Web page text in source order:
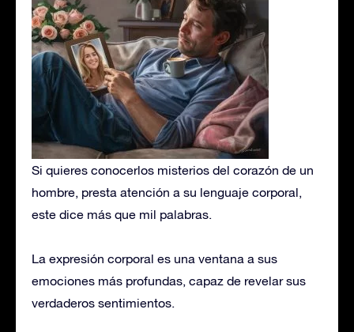
Si quieres conocerlos misterios del corazón de un
hombre, presta atención a su lenguaje corporal,
este dice más que mil palabras.
La expresión corporal es una ventana a sus
emociones más profundas, capaz de revelar sus
verdaderos sentimientos.